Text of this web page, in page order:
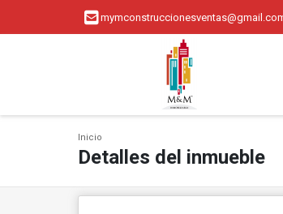
Inicio
Detalles del inmueble